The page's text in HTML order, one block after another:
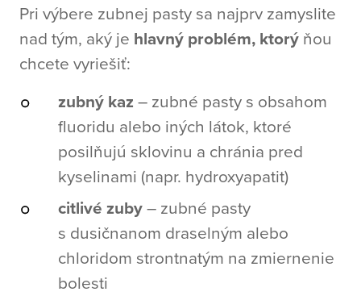
Pri výbere zubnej pasty sa najprv zamyslite
nad tým, aký je hlavný problém, ktorý ňou
chcete vyriešiť:
zubný kaz – zubné pasty s obsahom
fluoridu alebo iných látok, ktoré
posilňujú sklovinu a chránia pred
kyselinami (napr. hydroxyapatit)
citlivé zuby– zubné pasty
s dusičnanom draselným alebo
chloridom strontnatým na zmiernenie
bolesti